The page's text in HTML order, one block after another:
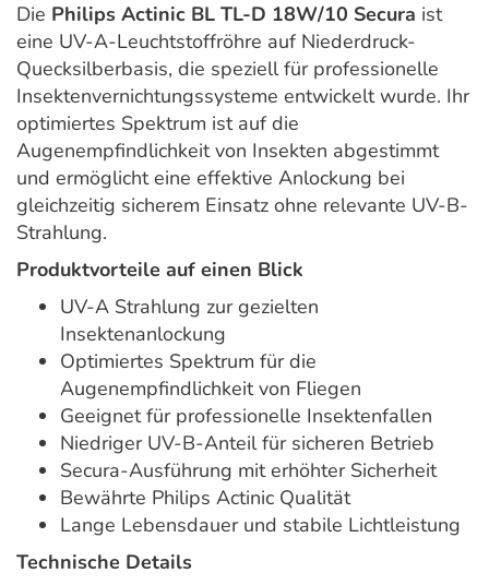
Die Philips Actinic BL TL-D 18W/10 Secura ist
eine UV-A-Leuchtstoffröhre auf Niederdruck-
Quecksilberbasis, die speziell für professionelle
Insektenvernichtungssysteme entwickelt wurde. Ihr
optimiertes Spektrum ist auf die
Augenempfindlichkeit von Insekten abgestimmt
und ermöglicht eine effektive Anlockung bei
gleichzeitig sicherem Einsatz ohne relevante UV-B-
Strahlung.
Produktvorteile auf einen Blick
UV-A Strahlung zur gezielten
Insektenanlockung
Optimiertes Spektrum für die
Augenempfindlichkeit von Fliegen
Geeignet für professionelle Insektenfallen
Niedriger UV-B-Anteil für sicheren Betrieb
Secura-Ausführung mit erhöhter Sicherheit
Bewährte Philips Actinic Qualität
Lange Lebensdauer und stabile Lichtleistung
Technische Details